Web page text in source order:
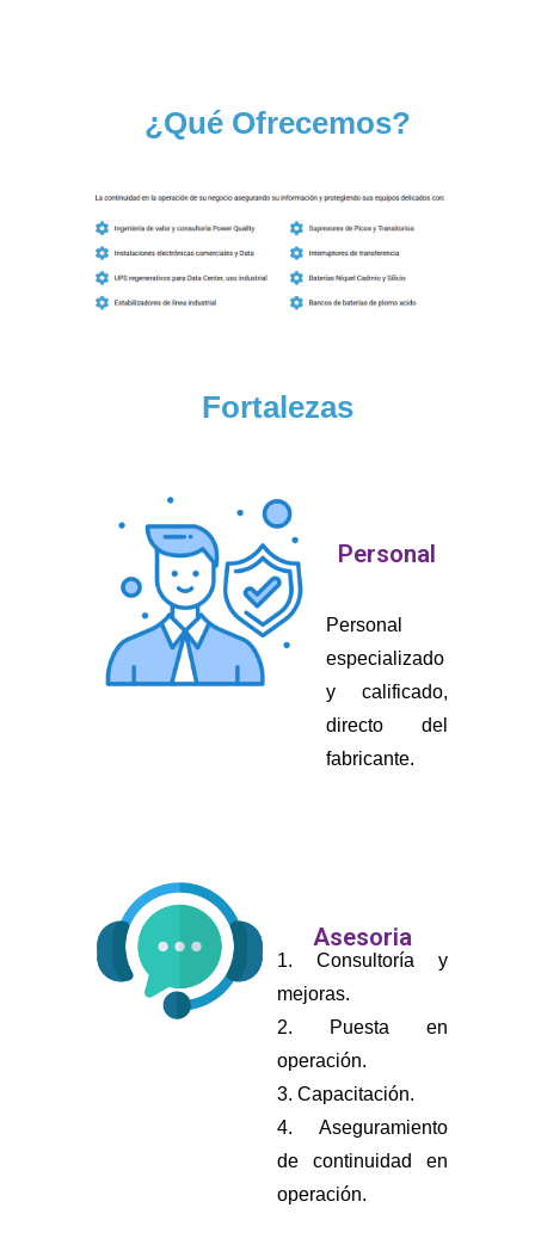
¿Qué Ofrecemos?
Fortalezas
Personal
Personal
especializado
y calificado,
directo del
fabricante.
Asesoria
1. Consultoría y
mejoras.
2. Puesta en
operación.
3. Capacitación.
4. Aseguramiento
de continuidad en
operación.